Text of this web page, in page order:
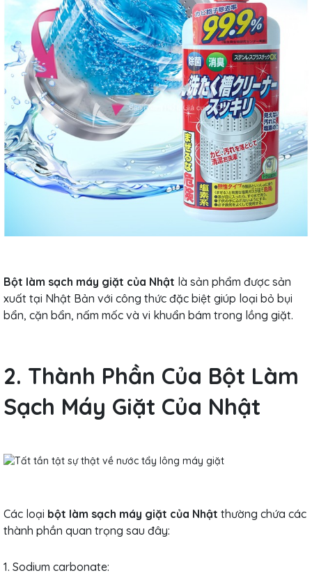
Bột làm sạch máy giặt của Nhật là sản phẩm được sản
xuất tại Nhật Bản với công thức đặc biệt giúp loại bỏ bụi
bẩn, cặn bẩn, nấm mốc và vi khuẩn bám trong lồng giặt.
2. Thành Phần Của Bột Làm
Sạch Máy Giặt Của Nhật
Các loại bột làm sạch máy giặt của Nhật thường chứa các
thành phần quan trọng sau đây:
1. Sodium carbonate: